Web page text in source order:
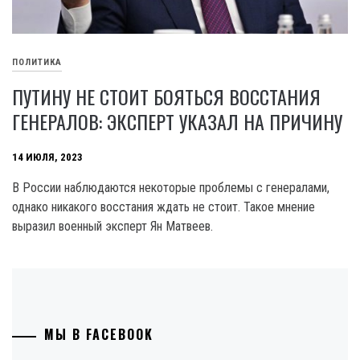
ПОЛИТИКА
ПУТИНУ НЕ СТОИТ БОЯТЬСЯ ВОССТАНИЯ
ГЕНЕРАЛОВ: ЭКСПЕРТ УКАЗАЛ НА ПРИЧИНУ
14 ИЮЛЯ, 2023
В России наблюдаются некоторые проблемы с генералами,
однако никакого восстания ждать не стоит. Такое мнение
выразил военный эксперт Ян Матвеев.
МЫ В FACEBOOK